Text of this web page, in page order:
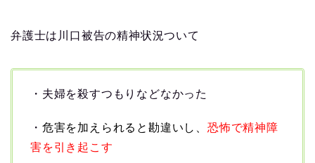
弁護士は川口被告の精神状況ついて
・夫婦を殺すつもりなどなかった
・ 危害を加えられると勘違いし、恐怖で精神障
害を引き起こす